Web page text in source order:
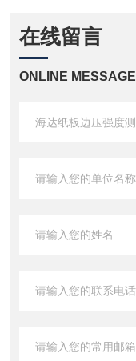
在线留言
ONLINE MESSAGE